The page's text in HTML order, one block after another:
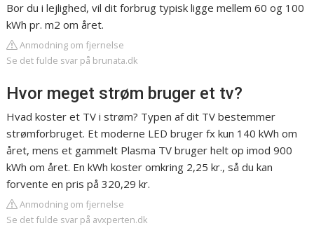
Bor du i lejlighed, vil dit forbrug typisk ligge mellem 60 og 100
kWh pr. m2 om året.
Anmodning om fjernelse
Se det fulde svar på brunata.dk
Hvor meget strøm bruger et tv?
Hvad koster et TV i strøm? Typen af dit TV bestemmer
strømforbruget. Et moderne LED bruger fx kun 140 kWh om
året, mens et gammelt Plasma TV bruger helt op imod 900
kWh om året. En kWh koster omkring 2,25 kr., så du kan
forvente en pris på 320,29 kr.
Anmodning om fjernelse
Se det fulde svar på avxperten.dk